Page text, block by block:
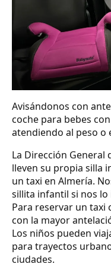
Avisándonos con
coche para bebes
atendiendo al peso o
La Dirección General
lleven su propia silla
un taxi en Almería.
sillita infantil si nos
Para reservar un
con la mayor
Los niños pueden
para trayectos
ciudades.